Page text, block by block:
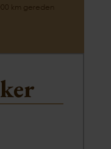
km gereden